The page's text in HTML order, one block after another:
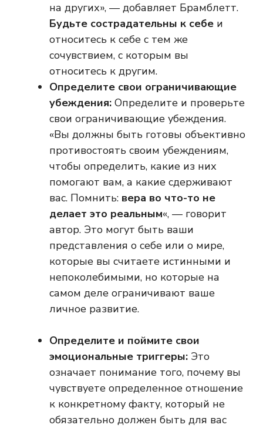
на других», — добавляет Брамблетт.
Будьте сострадательны к себе и
относитесь к себе с тем же
сочувствием, с которым вы
относитесь к другим.
Определите свои ограничивающие
убеждения: Определите и проверьте
свои ограничивающие убеждения.
«Вы должны быть готовы объективно
противостоять своим убеждениям,
чтобы определить, какие из них
помогают вам, а какие сдерживают
вас. Помнить: вера во что-то не
делает это реальным«, — говорит
автор. Это могут быть ваши
представления о себе или о мире,
которые вы считаете истинными и
непоколебимыми, но которые на
самом деле ограничивают ваше
личное развитие.
Определите и поймите свои
эмоциональные триггеры: Это
означает понимание того, почему вы
чувствуете определенное отношение
к конкретному факту, который не
обязательно должен быть для вас